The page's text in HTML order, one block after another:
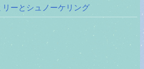
ーとシュノーケリング